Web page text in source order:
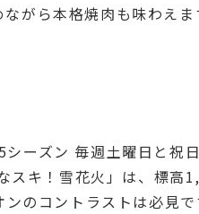
がら本格焼肉も味わえま
ーズン 毎週土曜日と祝
スキ！雪花火」は、標高
のコントラストは必見